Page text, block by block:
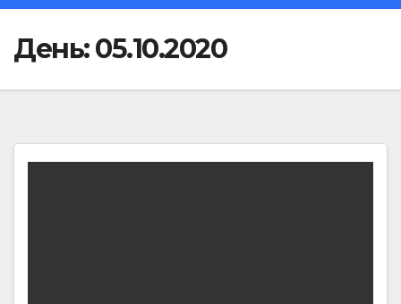
День:05.10.2020